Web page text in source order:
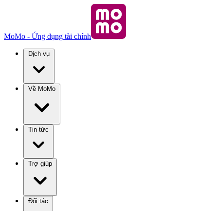
MoMo - Ứng dụng tài chính
Dịch vụ
Về MoMo
Tin tức
Trợ giúp
Đối tác